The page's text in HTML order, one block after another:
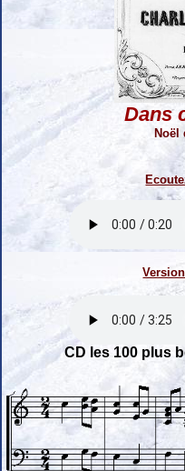
Dans
Noël
CD les 100 plus